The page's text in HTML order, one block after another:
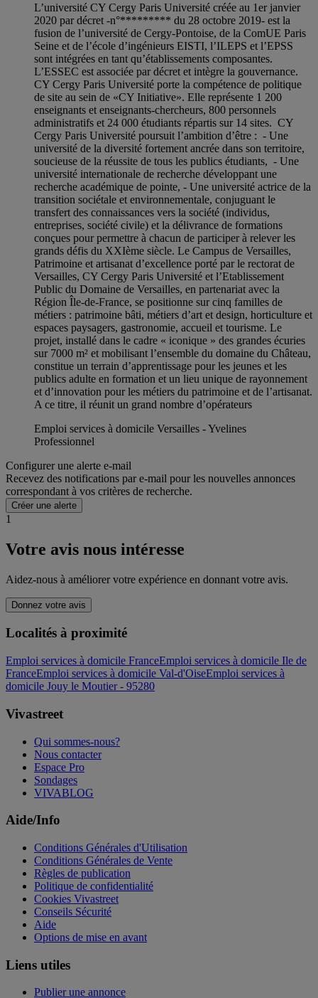
L’université CY Cergy Paris Université créée au 1er janvier
2020 par décret -n°********* du 28 octobre 2019- est la
fusion de l’université de Cergy-Pontoise, de la ComUE Paris
Seine et de l’école d’ingénieurs EISTI, l’ILEPS et l’EPSS
sont intégrées en tant qu’établissements composantes.
L’ESSEC est associée par décret et intègre la gouvernance.
CY Cergy Paris Université porte la compétence de politique
de site au sein de «CY Initiative». Elle représente 1 200
enseignants et enseignants-chercheurs, 800 personnels
administratifs et 24 000 étudiants répartis sur 14 sites. CY
Cergy Paris Université poursuit l’ambition d’être : - Une
université de la diversité fortement ancrée dans son territoire,
soucieuse de la réussite de tous les publics étudiants, - Une
université internationale de recherche développant une
recherche académique de pointe, - Une université actrice de la
transition sociétale et environnementale, conjuguant le
transfert des connaissances vers la société (individus,
entreprises, société civile) et la délivrance de formations
conçues pour permettre à chacun de participer à relever les
grands défis du XXIème siècle. Le Campus de Versailles,
Patrimoine et artisanat d’excellence porté par le rectorat de
Versailles, CY Cergy Paris Université et l’Etablissement
Public du Domaine de Versailles, en partenariat avec la
Région Île-de-France, se positionne sur cinq familles de
métiers : patrimoine bâti, métiers d’art et design, horticulture et
espaces paysagers, gastronomie, accueil et tourisme. Le
projet, installé dans le cadre « iconique » des grandes écuries
sur 7000 m² et mobilisant l’ensemble du domaine du Château,
constitue un terrain d’apprentissage pour les jeunes et les
publics adulte en formation et un lieu unique de rayonnement
et d’innovation pour les métiers du patrimoine et de l’artisanat.
A ce titre, il réunit un grand nombre d’opérateurs
Emploi services à domicile Versailles - Yvelines
Professionnel
Configurer une alerte e-mail
Recevez des notifications par e-mail pour les nouvelles annonces
correspondant à vos critères de recherche.
Créer une alerte
1
Votre avis nous intéresse
Aidez-nous à améliorer votre expérience en donnant votre avis.
Donnez votre avis
Localités à proximité
Emploi services à domicile FranceEmploi services à domicile Ile de
FranceEmploi services à domicile Val-d'OiseEmploi services à
domicile Jouy le Moutier - 95280
Vivastreet
Qui sommes-nous?
Nous contacter
Espace Pro
Sondages
VIVABLOG
Aide/Info
Conditions Générales d'Utilisation
Conditions Générales de Vente
Règles de publication
Politique de confidentialité
Cookies Vivastreet
Conseils Sécurité
Aide
Options de mise en avant
Liens utiles
Publier une annonce